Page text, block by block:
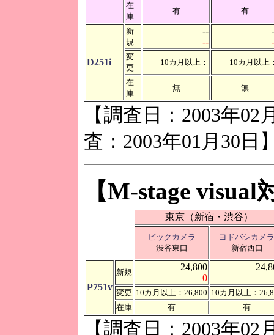
在
庫
有 有
D251i
新
規
--
--
変
更
10カ月以上： 10カ月以上
在
庫
無 無
【調査日：2003年02
査：2003年01月30日
【M-stage visual
東京（新宿・渋谷）
ビックカメラ
渋谷東口
ヨドバシカメラ
新宿西口
P751v
新規
24,800
0
変更 10カ月以上：26,800 10カ月以上：
在庫
有 有
【調査日：2003年02